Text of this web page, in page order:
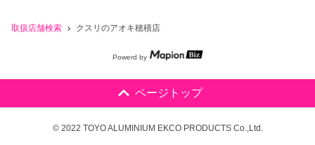
取扱店舗検索 クスリのアオキ穂積店
Powerd by
ページトップ
© 2022 TOYO ALUMINIUM EKCO PRODUCTS Co.,Ltd.